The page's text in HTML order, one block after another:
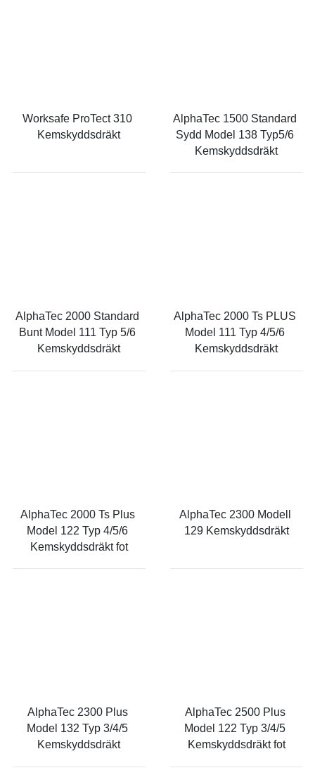
Worksafe ProTect 310
Kemskyddsdräkt
AlphaTec 1500 Standard
Sydd Model 138 Typ5/6
Kemskyddsdräkt
AlphaTec 2000 Standard
Bunt Model 111 Typ 5/6
Kemskyddsdräkt
AlphaTec 2000 Ts PLUS
Model 111 Typ 4/5/6
Kemskyddsdräkt
AlphaTec 2000 Ts Plus
Model 122 Typ 4/5/6
Kemskyddsdräkt fot
AlphaTec 2300 Modell
129 Kemskyddsdräkt
AlphaTec 2300 Plus
Model 132 Typ 3/4/5
Kemskyddsdräkt
AlphaTec 2500 Plus
Model 122 Typ 3/4/5
Kemskyddsdräkt fot